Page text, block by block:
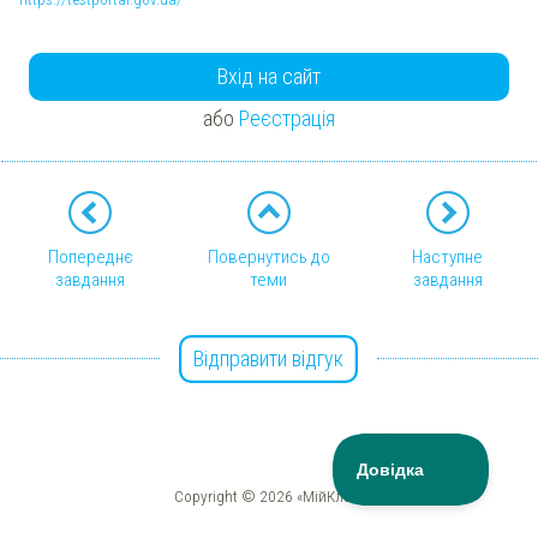
Вхід на сайт
або Реєстрація
Попереднє
завдання
Повернутись до
теми
Наступне
завдання
Відправити відгук
Copyright © 2026 «МійКлас»